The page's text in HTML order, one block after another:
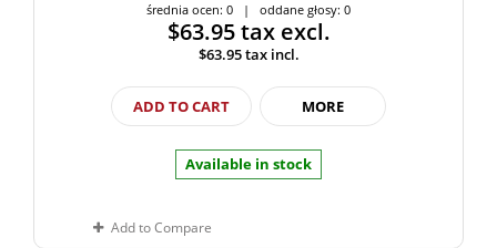
średnia ocen: 0 | oddane głosy: 0
$63.95tax excl.
$63.95tax incl.
ADD TO CART MORE
Available in stock
Add to Compare